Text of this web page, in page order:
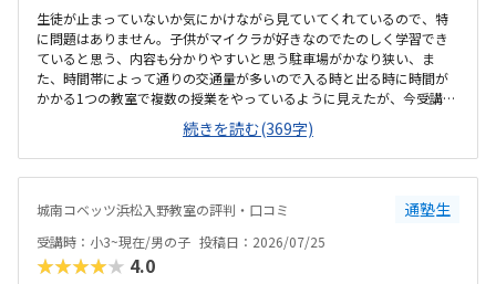
生徒が止まっていないか気にかけながら見ていてくれているので、特
に問題はありません。子供がマイクラが好きなのでたのしく学習でき
ていると思う、内容も分かりやすいと思う駐車場がかなり狭い、ま
た、時間帯によって通りの交通量が多いので入る時と出る時に時間が
かかる1つの教室で複数の授業をやっているように見えたが、今受講し
ているものは他のクラスとかぶっていないので気にはしていないこの
くらいの金額はかかるものだと思う、特に不満はないです。回数も週
一回で特に不満は無いです。静かな雰囲気で学習できるのはよい、先
生も生徒がつまづいていないか気にかけながらされているので問題な
中できないなどの心配がある程度です特にありません
続きを読む(369字)
城南コベッツ浜松入野教室の評判・口コミ 通塾生
受講時：小3~現在/男の子 投稿日：2026/07/25
★★★★★ 4.0